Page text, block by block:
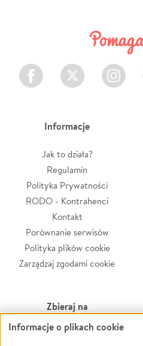
Facebook Twitter Instagram
Informacje
Jak to działa?
Regulamin
Polityka Prywatności
RODO - Kontrahenci
Kontakt
Porównanie serwisów
Polityka plików cookie
Zarządzaj zgodami cookie
Zbieraj na
Leczenie
Informacje o plikach cookie